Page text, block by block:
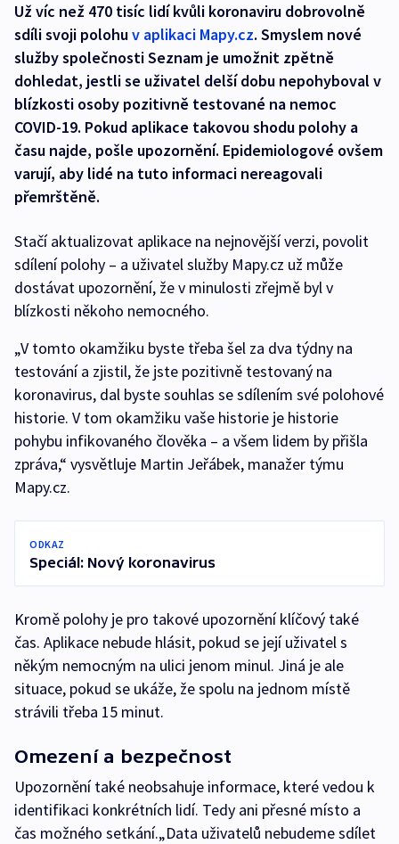
Už víc než 470 tisíc lidí kvůli koronaviru dobrovolně
sdíli svoji polohuv aplikaci Mapy.cz. Smyslem nové
služby společnosti Seznam je umožnit zpětně
dohledat, jestli se uživatel delší dobu nepohyboval v
blízkosti osoby pozitivně testované na nemoc
COVID-19. Pokud aplikace takovou shodu polohy a
času najde, pošle upozornění. Epidemiologové ovšem
varují, aby lidé na tuto informaci nereagovali
přemrštěně.
Stačí aktualizovat aplikace na nejnovější verzi, povolit
sdílení polohy – a uživatel služby Mapy.cz už může
dostávat upozornění, že v minulosti zřejmě byl v
blízkosti někoho nemocného.
„V tomto okamžiku byste třeba šel za dva týdny na
testování a zjistil, že jste pozitivně testovaný na
koronavirus, dal byste souhlas se sdílením své polohové
historie. V tom okamžiku vaše historie je historie
pohybu infikovaného člověka – a všem lidem by přišla
zpráva,“ vysvětluje Martin Jeřábek, manažer týmu
Mapy.cz.
ODKAZ
Speciál: Nový koronavirus
Kromě polohy je pro takové upozornění klíčový také
čas. Aplikace nebude hlásit, pokud se její uživatel s
někým nemocným na ulici jenom minul. Jiná je ale
situace, pokud se ukáže, že spolu na jednom místě
strávili třeba 15 minut.
Omezení a bezpečnost
Upozornění také neobsahuje informace, které vedou k
identifikaci konkrétních lidí. Tedy ani přesné místo a
čas možného setkání.„Data uživatelů nebudeme sdílet